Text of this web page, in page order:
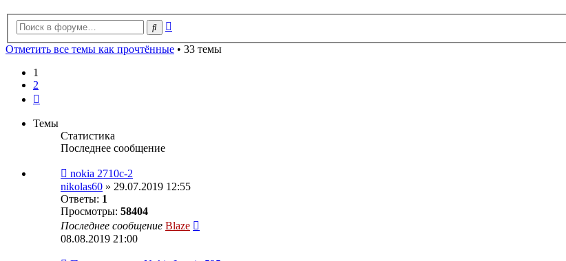
Поиск
Отметить все темы как прочтённые • 33 темы
1
2
Темы
Статистика
Последнее сообщение
nokia 2710c-2
nikolas60 » 29.07.2019 12:55
Ответы: 1
Просмотры: 58404
Последнее сообщение Blaze
08.08.2019 21:00